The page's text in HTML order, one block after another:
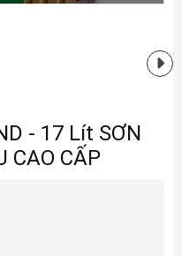
- 17 Lít SƠN
CAO CẤP